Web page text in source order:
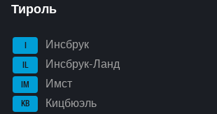
Тироль
I Инсбрук
IL Инсбрук-Ланд
IM Имст
KB Кицбюэль